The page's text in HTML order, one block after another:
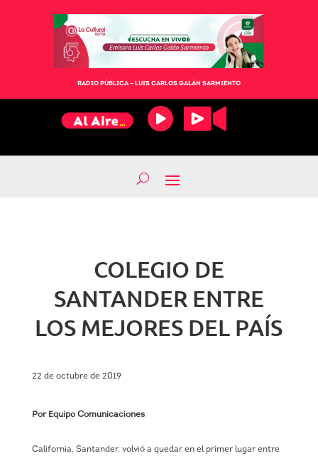
RADIO PÚBLICA – LUIS CARLOS GALÁN SARMIENTO
COLEGIO DE
SANTANDER ENTRE
LOS MEJORES DEL PAÍS
22 de octubre de 2019
Por Equipo Comunicaciones
California, Santander, volvió a quedar en el primer lugar entre